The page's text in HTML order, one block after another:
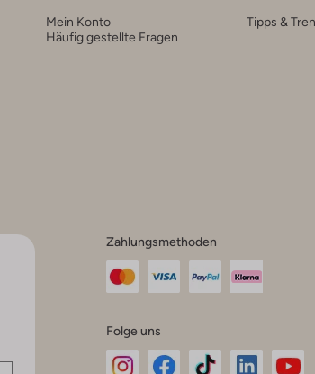
Mein Konto
Häufig gestellte Fragen
Tipps &
Zahlungsmethoden
Folge uns